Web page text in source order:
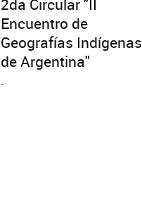
2da Circular "II
Encuentro de
Geografías Indígenas
de Argentina"
-